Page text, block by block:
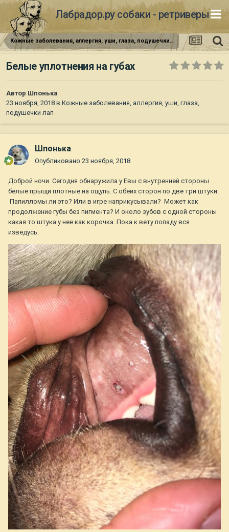
Лабрадор.ру собаки - ретриверы
Кожные заболевания, аллергия, уши, глаза, подушечки лап
Белые уплотнения на губах
Автор Шпонька
23 ноября, 2018 в Кожные заболевания, аллергия, уши, глаза,
подушечки лап
Шпонька
Опубликовано 23 ноября, 2018
Доброй ночи. Сегодня обнаружила у Евы с внутренней стороны
белые прыщи плотные на ощупь. С обеих сторон по две три штуки.
Папилломы ли это? Или в игре наприкусывали? Может как
продолжение губы без пигмента? И около зубов с одной стороны
какая то штука у нее как корочка. Пока к вету попаду вся
изведусь.